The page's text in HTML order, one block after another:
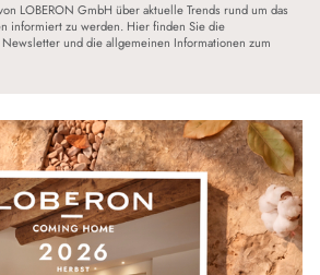
LOBERON GmbH über aktuelle Trends rund um das
informiert zu werden. Hier finden Sie die
und die allgemeinen Informationen zum